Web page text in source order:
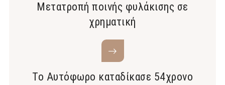
Μετατροπή ποινής φυλάκισης σε
χρηματική
Το Αυτόφωρο καταδίκασε 54χρονο